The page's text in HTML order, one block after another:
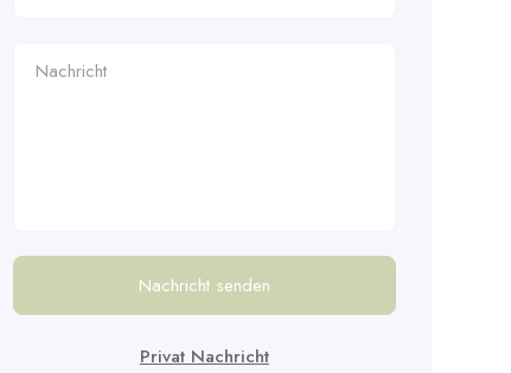
Nachricht senden
Privat Nachricht